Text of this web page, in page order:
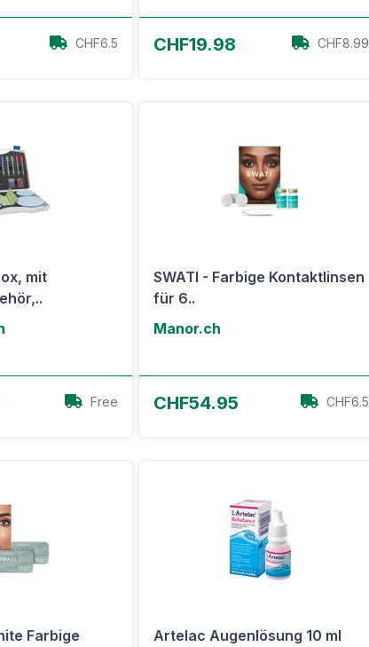
CHF6.5 CHF19.98 CHF8.99
mit
Free
SWATI - Farbige Kontaktlinsen
für 6..
Manor.ch
CHF54.95 CHF6.5
Farbige
Artelac Augenlösung 10 ml